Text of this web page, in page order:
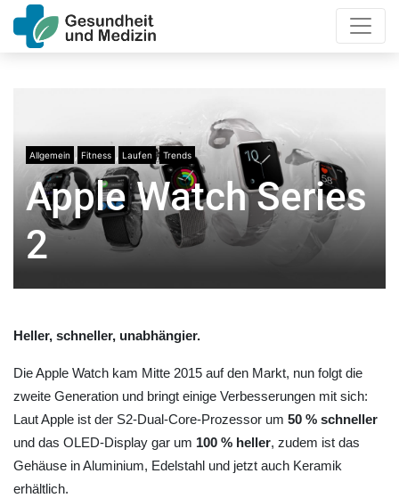
Allgemein , Fitness , Laufen , Trends
Apple Watch Series
2
Heller, schneller, unabhängier.
Die Apple Watch kam Mitte 2015 auf den Markt, nun folgt die
zweite Generation und bringt einige Verbesserungen mit sich:
Laut Apple ist der S2-Dual-Core-Prozessor um 50 % schneller
und das OLED-Display gar um 100 % heller, zudem ist das
Gehäuse in Aluminium, Edelstahl und jetzt auch Keramik
erhältlich.